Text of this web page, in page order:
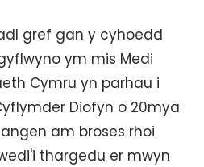
gref gan y cyhoedd
ym mis Medi
Cymru yn parhau i
Diofyn o 20mya
am broses rhoi
thargedu er mwyn